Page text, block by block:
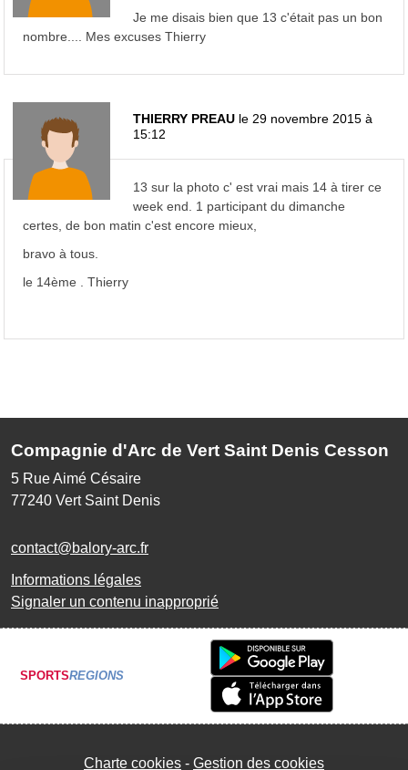
Je me disais bien que 13 c'était pas un bon
nombre.... Mes excuses Thierry
THIERRY PREAU le 29 novembre 2015 à
15:12
13 sur la photo c' est vrai mais 14 à tirer ce
week end. 1 participant du dimanche
certes, de bon matin c'est encore mieux,
bravo à tous.
le 14ème . Thierry
Compagnie d'Arc de Vert Saint Denis Cesson
5 Rue Aimé Césaire
77240 Vert Saint Denis
contact@balory-arc.fr
Informations légales
Signaler un contenu inapproprié
SPORTSREGIONS
Charte cookies Gestion des cookies